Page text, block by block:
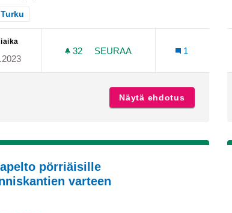
tulokset teeman mukaan: Koko Turku
32 32 SEURAAJAA
SEURAA
NUORILLE
1
Näytä ehdotus
pörriäisille
varteen